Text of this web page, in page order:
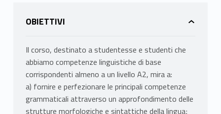
OBIETTIVI
Il corso, destinato a studentesse e studenti che
abbiamo competenze linguistiche di base
corrispondenti almeno a un livello A2, mira a:
a) fornire e perfezionare le principali competenze
grammaticali attraverso un approfondimento delle
strutture morfologiche e sintattiche della lingua;